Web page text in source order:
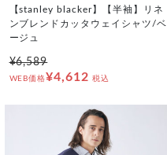
【stanley blacker】【半袖】リネ
ンブレンドカッタウェイシャツ/ベ
ージュ
¥6,589
WEB価格¥4,612 税込